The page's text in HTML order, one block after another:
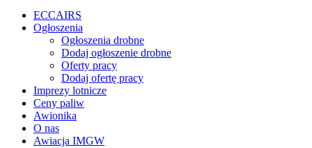
ECCAIRS
Ogłoszenia
Ogłoszenia drobne
Dodaj ogłoszenie drobne
Oferty pracy
Dodaj ofertę pracy
Imprezy lotnicze
Ceny paliw
Awionika
O nas
Awiacja IMGW